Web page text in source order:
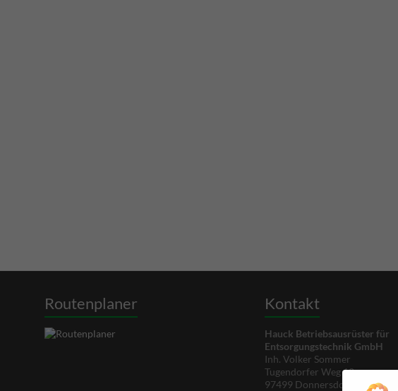
Routenplaner Kontakt
Hauck Betriebsausrüster für
Entsorgungstechnik GmbH
Inh. Volker Sommer
Tugendorfer Weg 12
97499 Donnersdorf